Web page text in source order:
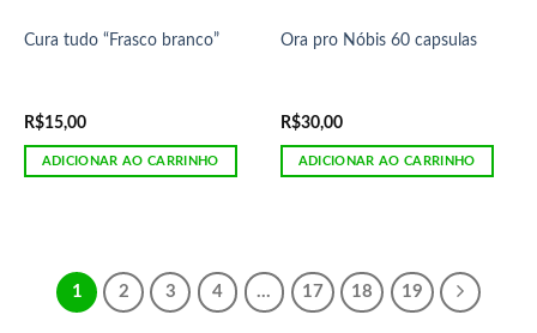
Cura tudo “Frasco branco”
R$15,00
ADICIONAR AO CARRINHO
Ora pro Nóbis 60 capsulas
R$30,00
ADICIONAR AO CARRINHO
1 2 3 4 … 17 18 19